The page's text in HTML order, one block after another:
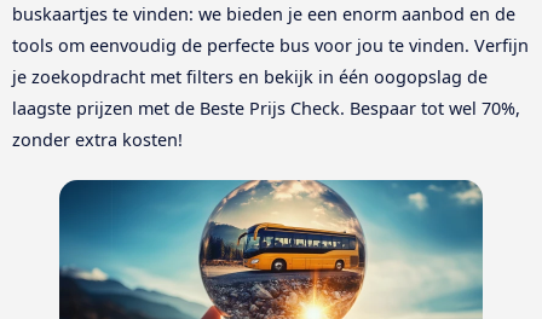
buskaartjes te vinden: we bieden je een enorm aanbod en de
tools om eenvoudig de perfecte bus voor jou te vinden. Verfijn
je zoekopdracht met filters en bekijk in één oogopslag de
laagste prijzen met de Beste Prijs Check. Bespaar tot wel 70%,
zonder extra kosten!